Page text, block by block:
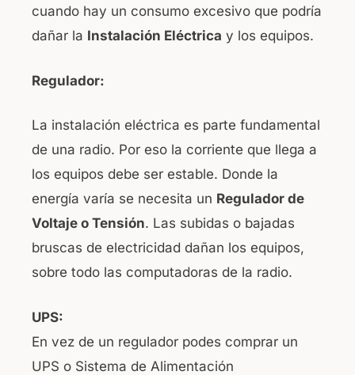
cuando hay un consumo excesivo que podría
dañar la Instalación Eléctrica y los equipos.
Regulador:
La instalación eléctrica es parte fundamental
de una radio. Por eso la corriente que llega a
los equipos debe ser estable. Donde la
energía varía se necesita un Regulador de
Voltaje o Tensión. Las subidas o bajadas
bruscas de electricidad dañan los equipos,
sobre todo las computadoras de la radio.
UPS:
En vez de un regulador podes comprar un
UPS o Sistema de Alimentación